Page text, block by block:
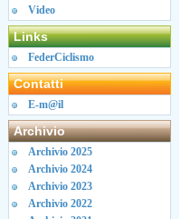
Video
Links
FederCiclismo
Contatti
E-m@il
Archivio
Archivio 2025
Archivio 2024
Archivio 2023
Archivio 2022